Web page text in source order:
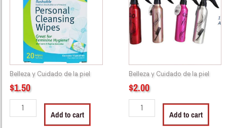
Belleza y Cuidado de la piel
$1.50
Epielle
Personal
Cleansing
Wipes
20pcs
quantity
Add to cart
Belleza y Cuidado de la piel
$2.00
10oz/300ML
Aluminum
Spray
Bottle
Add to cart